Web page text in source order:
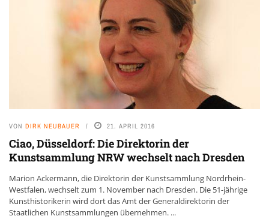
VON DIRK NEUBAUER 21. APRIL 2016
Ciao, Düsseldorf: Die Direktorin der
Kunstsammlung NRW wechselt nach Dresden
Marion Ackermann, die Direktorin der Kunstsammlung Nordrhein-
Westfalen, wechselt zum 1. November nach Dresden. Die 51-jährige
Kunsthistorikerin wird dort das Amt der Generaldirektorin der
Staatlichen Kunstsammlungen übernehmen. ...